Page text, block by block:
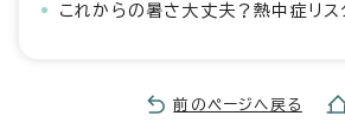
これからの暑さ大丈夫？熱中症リス
前のページへ戻る